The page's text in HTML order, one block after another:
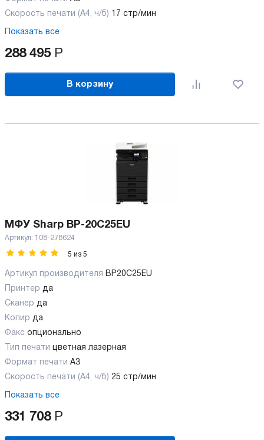
Скорость печати (А4, ч/б) 17 стр/мин
Показать все
288 495 Р
В корзину
МФУ Sharp BP-20C25EU
Артикул: 108-278624
5 из 5
Артикул производителя BP20C25EU
Принтер да
Сканер да
Копир да
Факс опционально
Тип печати цветная лазерная
Формат печати A3
Скорость печати (А4, ч/б) 25 стр/мин
Показать все
331 708 Р